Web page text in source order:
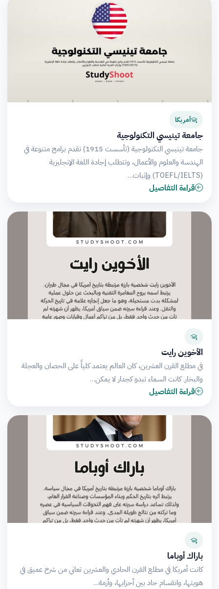
أمريكا
جامعة تينيسي التكنولوجية
جامعة تينيسي التكنولوجية (تأسست 1915) تقدم برامج متنوعة في
الهندسة والعلوم والأعمال، وتتطلب إجادة اللغة الإنجليزية
(TOEFL/IELTS) وإثبات…
قراءة التفاصيل
الأخوين رايت
في مطلع القرن العشرين، كان العالم يعتمد كلياً على الحصان والعجلة
والبخار. كانت السماء تبدو كجدار لا يمكن…
قراءة التفاصيل
باراك أوباما
كانت أمريكا في مطلع القرن الحادي والعشرين تعاني من شرخ عميق في
هويتها، وانقسام حاد بين أحزابها، وأزمة…